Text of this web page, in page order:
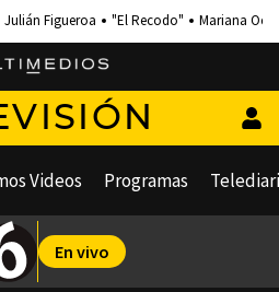
Julián Figueroa "El Recodo" Mariana
Videos Programas
En vivo